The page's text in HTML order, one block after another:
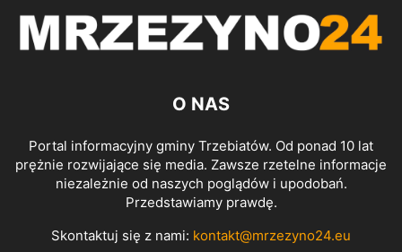
O NAS
Portal informacyjny gminy Trzebiatów. Od ponad 10 lat
prężnie rozwijające się media. Zawsze rzetelne informacje
niezależnie od naszych poglądów i upodobań.
Przedstawiamy prawdę.
Skontaktuj się z nami: kontakt@mrzezyno24.eu